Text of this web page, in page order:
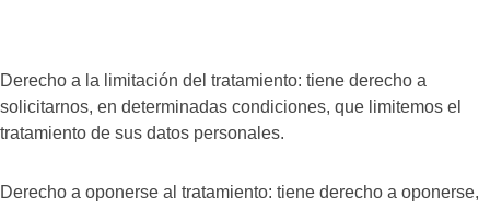
Derecho a la limitación del tratamiento: tiene derecho a
solicitarnos, en determinadas condiciones, que limitemos el
tratamiento de sus datos personales.
Derecho a oponerse al tratamiento: tiene derecho a oponerse,